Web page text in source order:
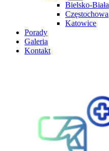
Bielsko-Biała
Częstochowa
Katowice
Porady
Galeria
Kontakt